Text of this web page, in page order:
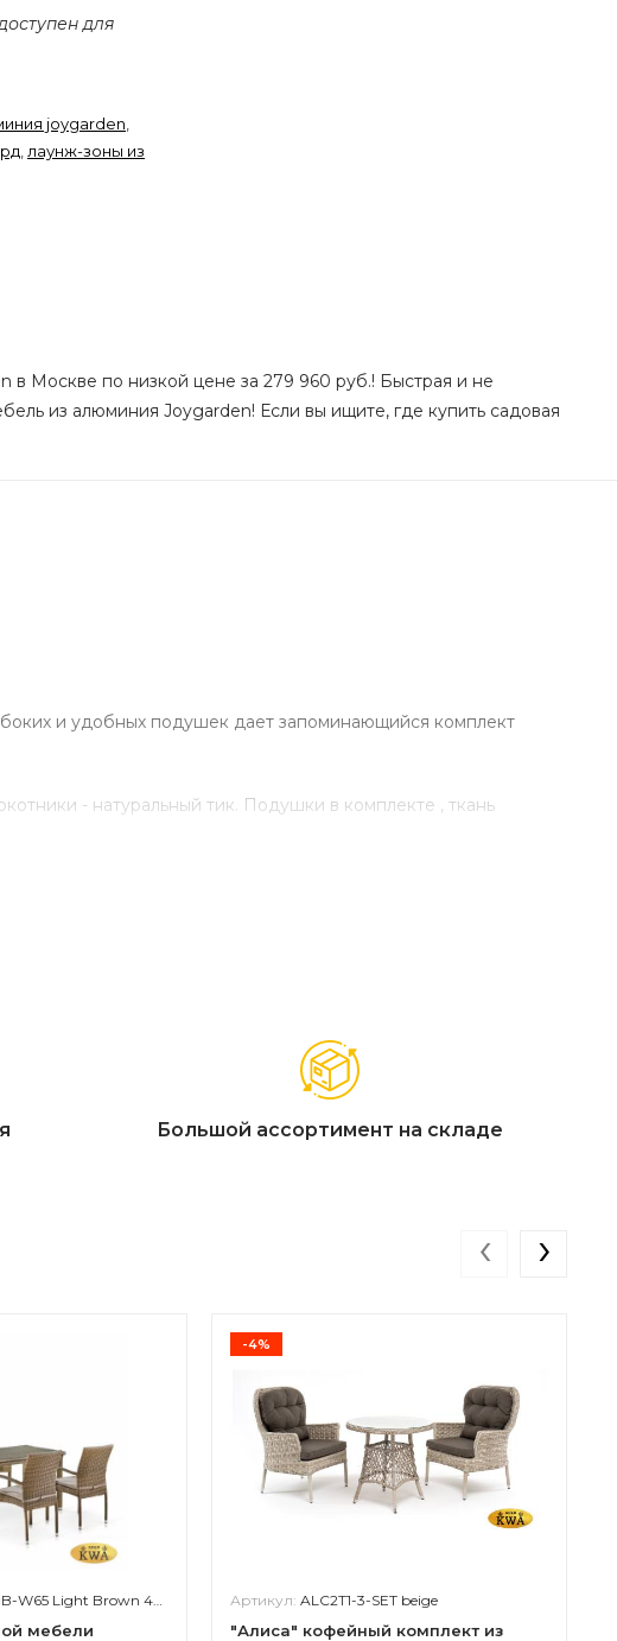
для
joygarden
лаунж-зоны из
в Москве по низкой цене за 279 960 руб.! Быстрая и не
из алюминия Joygarden! Если вы ищите, где купить садовая
и удобных подушек дает запоминающийся комплект
- натуральный тик. Подушки в комплекте , ткань
Большой ассортимент на складе
W65 Light Brown 4Pcs
мебели
-4%
Артикул: ALC2T1-3-SET beige
"Алиса" кофейный комплект из
‹ ›